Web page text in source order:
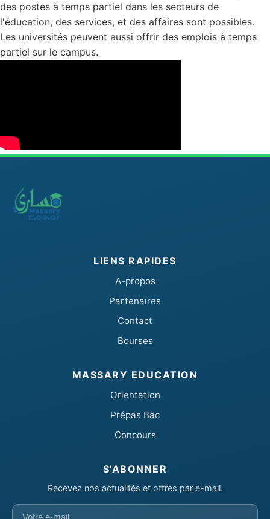
des postes à temps partiel dans les secteurs de
l'éducation, des services, et des affaires sont possibles.
Les universités peuvent aussi offrir des emplois à temps
partiel sur le campus.
LIENS RAPIDES
A-propos
Partenaires
Contact
Bourses
MASSARY EDUCATION
Orientation
Prépas Bac
Concours
S'ABONNER
Recevez nos actualités et offres par e-mail.
Votre